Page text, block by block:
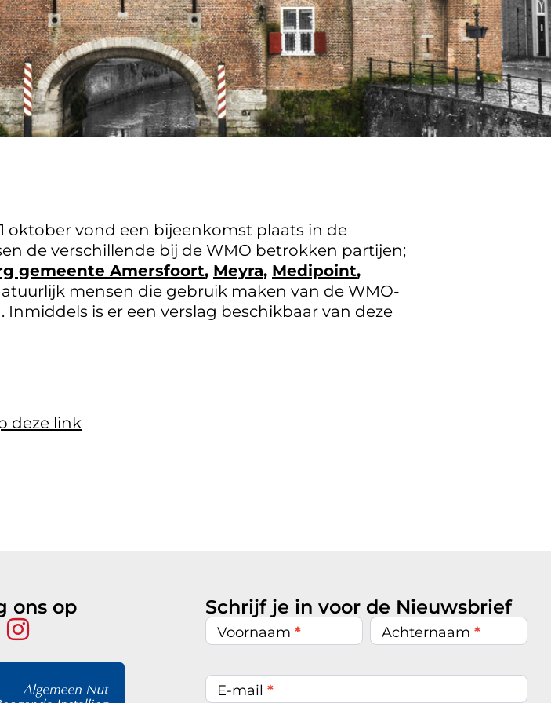
oktober vond een bijeenkomst plaats in de
de verschillende bij de WMO betrokken partijen;
gemeente Amersfoort, Meyra, Medipoint,
mensen die gebruik maken van de WMO-
is er een verslag beschikbaar van deze
deze link
ons op Schrijf je in voor de Nieuwsbrief
Nieuwsbrief
inschrijven
Voornaam* Achternaam *
E-mail*